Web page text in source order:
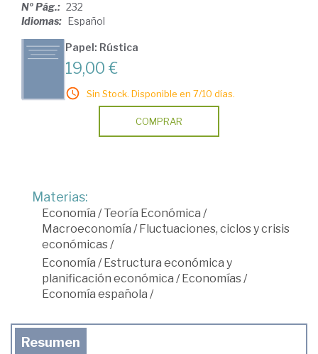
Nº Pág.: 232
Idiomas:
Español
Papel: Rústica
19,00 €
Sin Stock. Disponible en 7/10 días.
COMPRAR
Materias:
Economía /Teoría Económica /
Macroeconomía / Fluctuaciones, ciclos y crisis
económicas/
Economía / Estructura económica y
planificación económica / Economías/
Economía española /
Resumen